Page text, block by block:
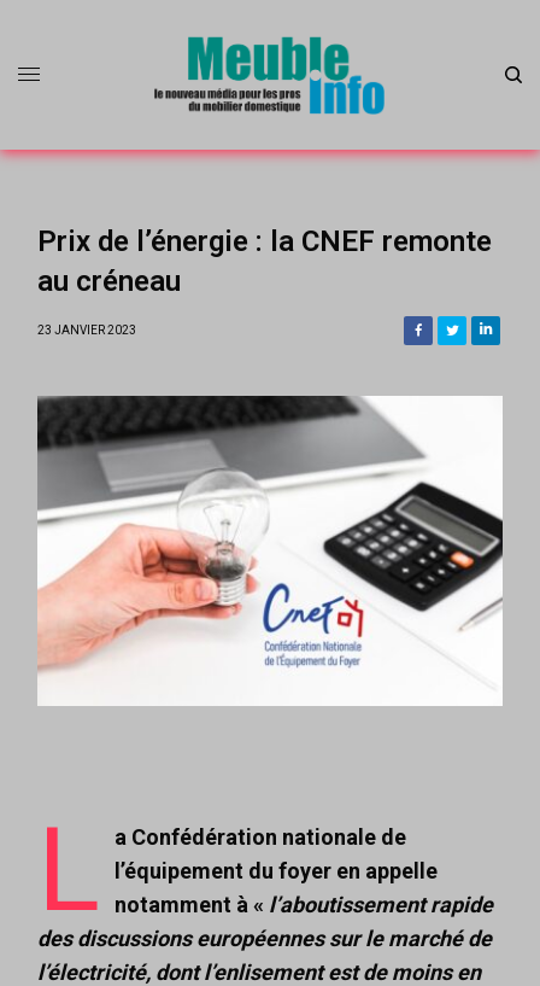
Prix de l’énergie : la CNEF remonte
au créneau
23 JANVIER 2023
L
a Confédération nationale de
l’équipement du foyer en appelle
notamment à « l’aboutissement rapide
des discussions européennes sur le marché de
l’électricité, dont l’enlisement est de moins en